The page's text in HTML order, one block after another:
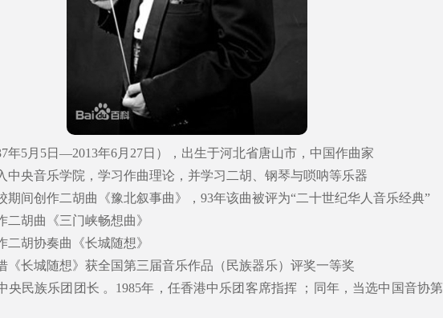
年5月5日—2013年6月27日），出生于河北省唐山市，中国作曲家
中央音乐学院，学习作曲理论，并学习二胡、钢琴与唢呐等乐器
期间创作二胡曲《豫北叙事曲》，93年该曲被评为“二十世纪华人音乐经典”
二胡曲《三门峡畅想曲》
二胡协奏曲《长城随想》
《长城随想》获全国第三届音乐作品（民族器乐）评奖一等奖
央民族乐团团长 。1985年，任香港中乐团客席指挥 ；同年，当选中国音协第